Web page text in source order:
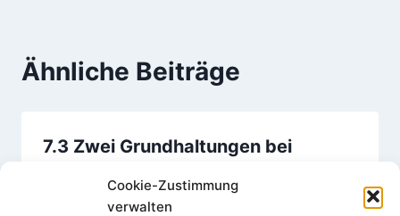
Cookie-Zustimmung
verwalten
Ähnliche Beiträge
7.3 Zwei Grundhaltungen bei
Karl-Heinz Hellmann